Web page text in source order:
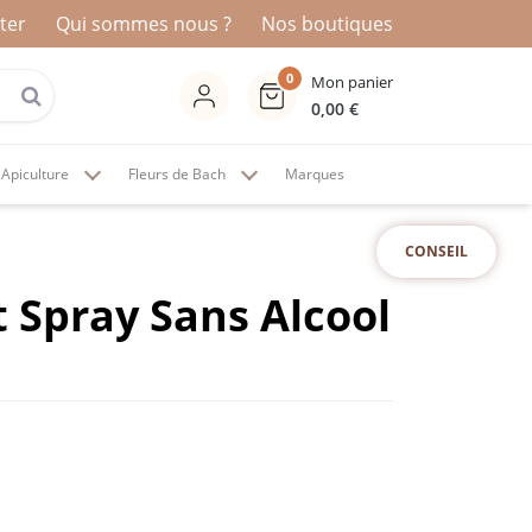
Qui sommes nous ? Nos boutiques
0 Mon panier
0,00 €
Apiculture Fleurs de Bach Marques
CONSEIL
Sans Alcool